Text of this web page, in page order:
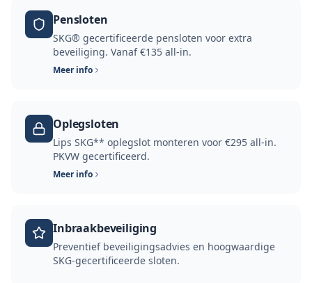
Pensloten
SKG® gecertificeerde pensloten voor extra
beveiliging. Vanaf €135 all-in.
Meer info
Oplegsloten
Lips SKG** oplegslot monteren voor €295 all-in.
PKVW gecertificeerd.
Meer info
Inbraakbeveiliging
Preventief beveiligingsadvies en hoogwaardige
SKG-gecertificeerde sloten.